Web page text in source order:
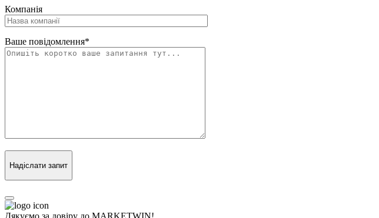
Компанія
Ваше повідомлення*
Надіслати запит
Дякуємо за довіру до MARKETWIN!